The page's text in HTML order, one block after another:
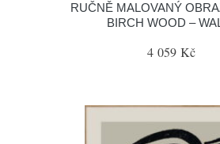
RUČNĚ MALOVANÝ
BIRCH WOOD –
4 059 Kč